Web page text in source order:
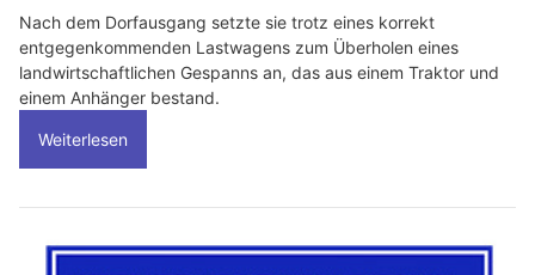
Nach dem Dorfausgang setzte sie trotz eines korrekt
entgegenkommenden Lastwagens zum Überholen eines
landwirtschaftlichen Gespanns an, das aus einem Traktor und
einem Anhänger bestand.
Weiterlesen